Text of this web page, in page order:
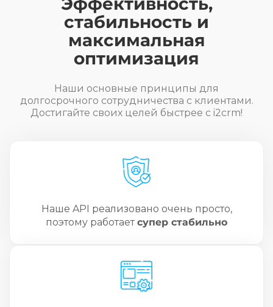
стабильность и
максимальная
оптимизация
Наши основные принципы для
долгосрочного сотрудничества с клиентами.
Достигайте своих целей быстрее с i2crm!
Наше API реализовано очень просто,
поэтому работаетсупер стабильно